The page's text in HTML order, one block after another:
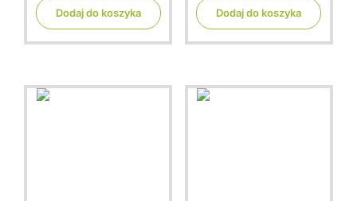
o
5
Dodaj do koszyka
o
5
Dodaj do koszyka